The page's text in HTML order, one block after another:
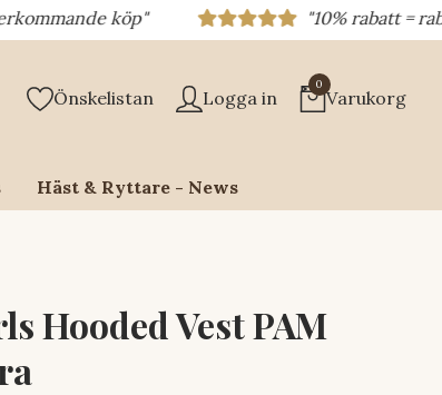
"10% rabatt = rabattkod 10% =
Önskelistan Logga in
0
Varukorg
Häst & Ryttare - News
Hooded Vest PAM